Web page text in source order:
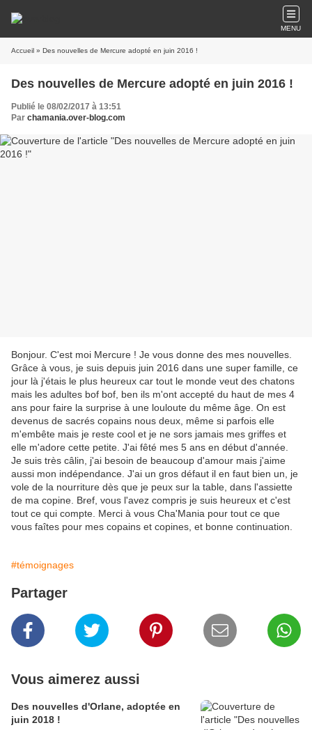
MENU
Accueil » Des nouvelles de Mercure adopté en juin 2016 !
Des nouvelles de Mercure adopté en juin 2016 !
Publié le 08/02/2017 à 13:51
Par chamania.over-blog.com
Bonjour. C'est moi Mercure ! Je vous donne des mes nouvelles.
Grâce à vous, je suis depuis juin 2016 dans une super famille, ce
jour là j'étais le plus heureux car tout le monde veut des chatons
mais les adultes bof bof, ben ils m'ont accepté du haut de mes 4
ans pour faire la surprise à une louloute du même âge. On est
devenus de sacrés copains nous deux, même si parfois elle
m'embête mais je reste cool et je ne sors jamais mes griffes et
elle m'adore cette petite. J'ai fêté mes 5 ans en début d'année.
Je suis très câlin, j'ai besoin de beaucoup d'amour mais j'aime
aussi mon indépendance. J'ai un gros défaut il en faut bien un, je
vole de la nourriture dès que je peux sur la table, dans l'assiette
de ma copine. Bref, vous l'avez compris je suis heureux et c'est
tout ce qui compte. Merci à vous Cha'Mania pour tout ce que
vous faîtes pour mes copains et copines, et bonne continuation.
#témoignages
Partager
Vous aimerez aussi
Des nouvelles d'Orlane, adoptée en
juin 2018 !